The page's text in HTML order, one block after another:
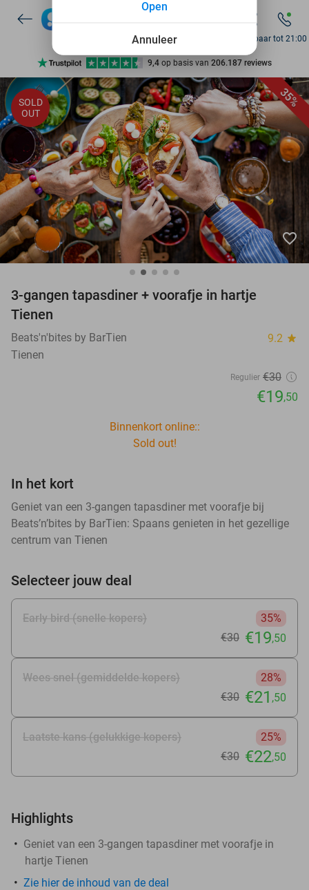
7 dagen per week beschikbaar
10+ miljoen leden
9,4 op basis van 206.187 reviews
Ontdek 15.000+ deals
7 dagen per week beschikbaar
10+ miljoen leden
Bereikbaar tot 21:00
35%
SOLD
OUT
favorite_border
3-gangen tapasdiner + voorafje in hartje
Tienen
Beats'n'bites by BarTien 9.2 star
Tienen
Regulier €30
€19,50
Binnenkort online::
Sold out!
In het kort
Geniet van een 3-gangen tapasdiner met voorafje bij
Beats’n’bites by BarTien: Spaans genieten in het gezellige
centrum van Tienen
Selecteer jouw deal
Early bird (snelle kopers)
35%
€30 €19,50
Wees snel (gemiddelde kopers)
28%
€30 €21 ,50
Laatste kans (gelukkige kopers)
25%
€30 €22,50
Highlights
Geniet van een 3-gangen tapasdiner met voorafje in
hartje Tienen
Zie hierde inhoud van de deal
Annuleer
Open